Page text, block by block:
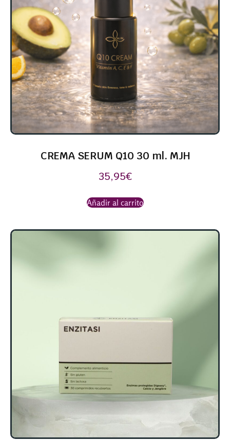
CREMA SERUM Q10 30 ml. MJH
35,95€
Añadir al carrito